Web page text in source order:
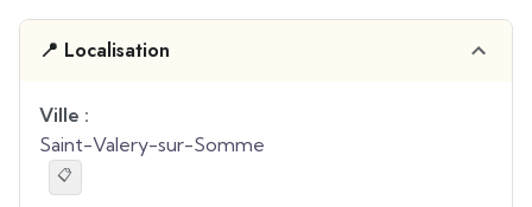
📍 Localisation
Ville :
Saint-Valery-sur-Somme
📋